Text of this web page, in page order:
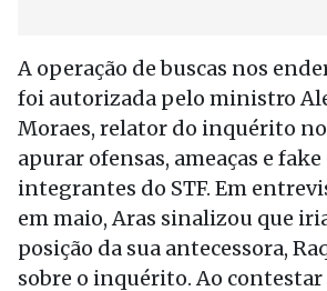
A operação de buscas nos
foi autorizada pelo ministro
Moraes, relator do inquérito
apurar ofensas, ameaças e
integrantes do STF. Em
em maio, Aras sinalizou que
posição da sua antecessora,
sobre o inquérito. Ao contestar